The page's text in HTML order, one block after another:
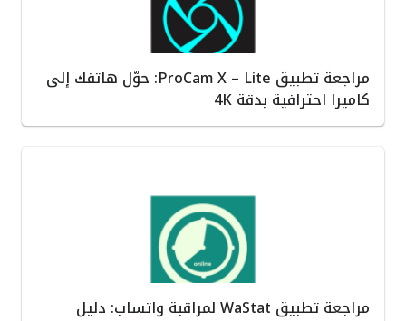
مراجعة تطبيق ProCam X – Lite: حوّل هاتفك إلى
كاميرا احترافية بدقة 4K
مراجعة تطبيق WaStat لمراقبة واتساب: دليل